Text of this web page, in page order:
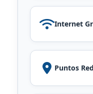
Internet
Puntos